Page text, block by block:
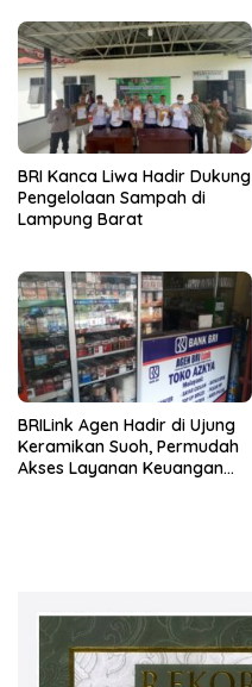
BRI Kanca Liwa Hadir Dukung
Pengelolaan Sampah di
Lampung Barat
BRILink Agen Hadir di Ujung
Keramikan Suoh, Permudah
Akses Layanan Keuangan